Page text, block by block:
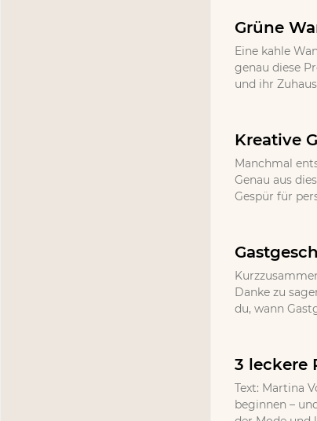
Grüne
Eine kahle
genau diese
und ihr
Kreative
Manchmal
Genau aus
Gespür für
Danke zu
du, wann
3 leckere
Text: Martina
beginnen –